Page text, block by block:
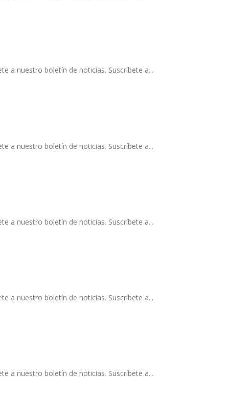
a nuestro boletín de noticias. Suscríbete a...
a nuestro boletín de noticias. Suscríbete a...
a nuestro boletín de noticias. Suscríbete a...
a nuestro boletín de noticias. Suscríbete a...
a nuestro boletín de noticias. Suscríbete a...